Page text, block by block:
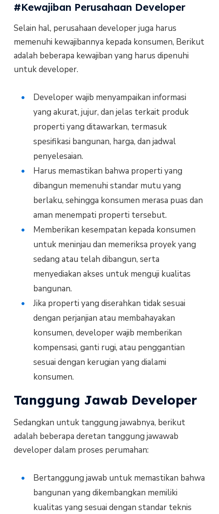
#Kewajiban Perusahaan Developer
Selain hal, perusahaan developer juga harus
memenuhi kewajibannya kepada konsumen, Berikut
adalah beberapa kewajiban yang harus dipenuhi
untuk developer.
Developer wajib menyampaikan informasi
yang akurat, jujur, dan jelas terkait produk
properti yang ditawarkan, termasuk
spesifikasi bangunan, harga, dan jadwal
penyelesaian.
Harus memastikan bahwa properti yang
dibangun memenuhi standar mutu yang
berlaku, sehingga konsumen merasa puas dan
aman menempati properti tersebut.
Memberikan kesempatan kepada konsumen
untuk meninjau dan memeriksa proyek yang
sedang atau telah dibangun, serta
menyediakan akses untuk menguji kualitas
bangunan.
Jika properti yang diserahkan tidak sesuai
dengan perjanjian atau membahayakan
konsumen, developer wajib memberikan
kompensasi, ganti rugi, atau penggantian
sesuai dengan kerugian yang dialami
konsumen.
Tanggung Jawab Developer
Sedangkan untuk tanggung jawabnya, berikut
adalah beberapa deretan tanggung jawawab
developer dalam proses perumahan:
Bertanggung jawab untuk memastikan bahwa
bangunan yang dikembangkan memiliki
kualitas yang sesuai dengan standar teknis